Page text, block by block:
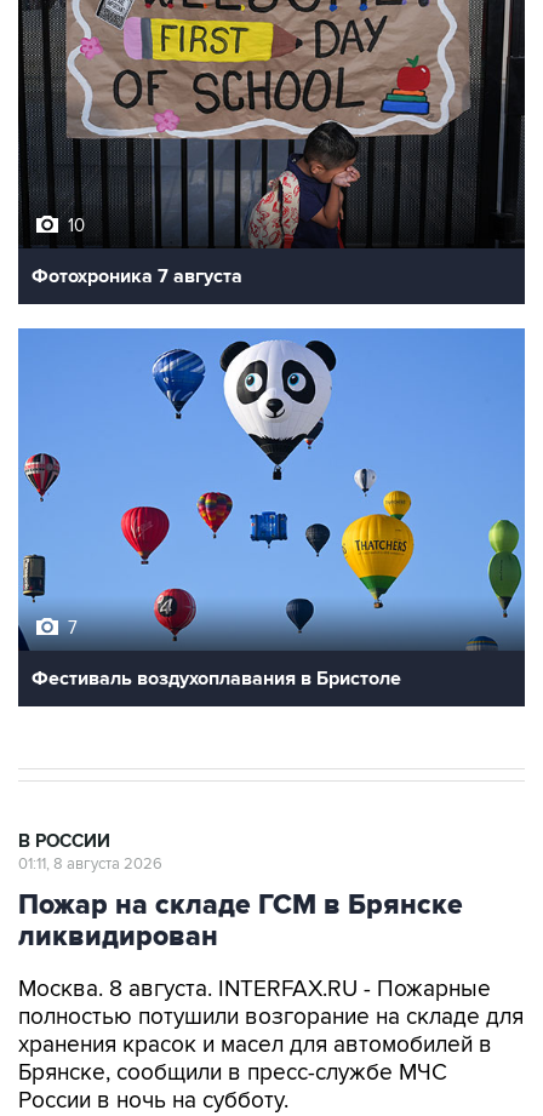
10
Фотохроника 7 августа
7
Фестиваль воздухоплавания в Бристоле
В РОССИИ
01:11, 8 августа 2026
Пожар на складе ГСМ в Брянске
ликвидирован
Москва. 8 августа. INTERFAX.RU - Пожарные
полностью потушили возгорание на складе для
хранения красок и масел для автомобилей в
Брянске, сообщили в пресс-службе МЧС
России в ночь на субботу.